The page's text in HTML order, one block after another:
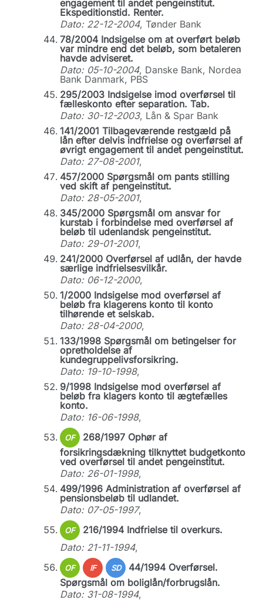
engagement til andet pengeinstitut.
Ekspeditionstid. Renter.
Dato: 22-12-2004, Tønder Bank
78/2004 Indsigelse om at overført beløb
var mindre end det beløb, som betaleren
havde adviseret.
Dato: 05-10-2004, Danske Bank, Nordea
Bank Danmark, PBS
295/2003 Indsigelse imod overførsel til
fælleskonto efter separation. Tab.
Dato: 30-12-2003, Lån & Spar Bank
141/2001 Tilbageværende restgæld på
lån efter delvis indfrielse og overførsel af
øvrigt engagement til andet pengeinstitut.
Dato: 27-08-2001,
457/2000 Spørgsmål om pants stilling
ved skift af pengeinstitut.
Dato: 28-05-2001,
345/2000 Spørgsmål om ansvar for
kurstab i forbindelse med overførsel af
beløb til udenlandsk pengeinstitut.
Dato: 29-01-2001,
241/2000 Overførsel af udlån, der havde
særlige indfrielsesvilkår.
Dato: 06-12-2000,
1/2000 Indsigelse mod overførsel af
beløb fra klagerens konto til konto
tilhørende et selskab.
Dato: 28-04-2000,
133/1998 Spørgsmål om betingelser for
opretholdelse af
kundegruppelivsforsikring.
Dato: 19-10-1998,
9/1998 Indsigelse mod overførsel af
beløb fra klagers konto til ægtefælles
konto.
Dato: 16-06-1998,
OF
268/1997 Ophør af
forsikringsdækning tilknyttet budgetkonto
ved overførsel til andet pengeinstitut.
Dato: 26-01-1998,
499/1996 Administration af overførsel af
pensionsbeløb til udlandet.
Dato: 07-05-1997,
OF
216/1994 Indfrielse til overkurs.
Dato: 21-11-1994,
OF IF SD
44/1994 Overførsel.
Spørgsmål om boliglån/forbrugslån.
Dato: 31-08-1994,